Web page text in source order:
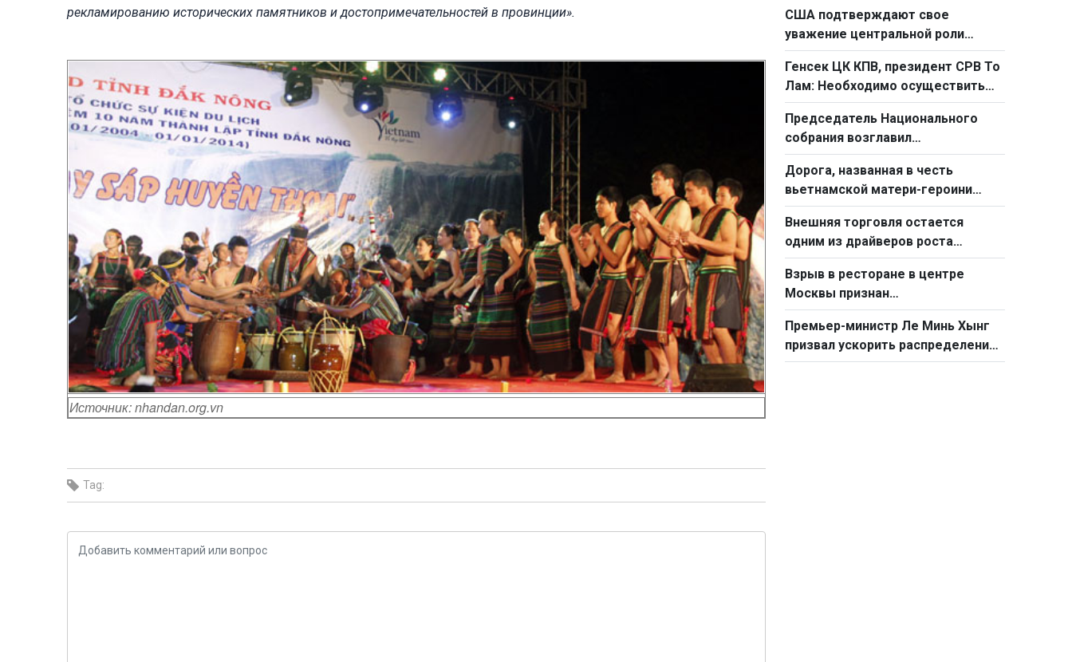
рекламированию исторических памятников и достопримечательностей в провинции».
Источник: nhandan.org.vn
Tag:
США подтверждают свое
уважение центральной роли
АСЕАН в урегулировании в
Восточном море
Генсек ЦК КПВ, президент СРВ То
Лам: Необходимо осуществить
фундаментальный переход от
простого труда к созидательному
труду
Председатель Национального
собрания возглавил
Парламентский форум по
вопросам надзорной
деятельности 2026 г.
Дорога, названная в честь
вьетнамской матери-героини
стала «Дорогой дружбы»
Внешняя торговля остается
одним из драйверов роста
Вьетнама за первые семь
месяцев
Взрыв в ресторане в центре
Москвы признан
террористическим актом
Премьер-министр Ле Минь Хынг
призвал ускорить распределение
и освоение средств